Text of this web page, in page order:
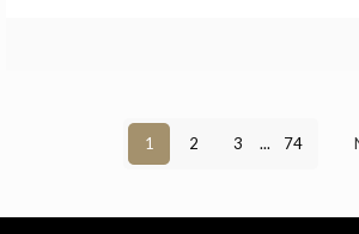
1 2 3 ... 74